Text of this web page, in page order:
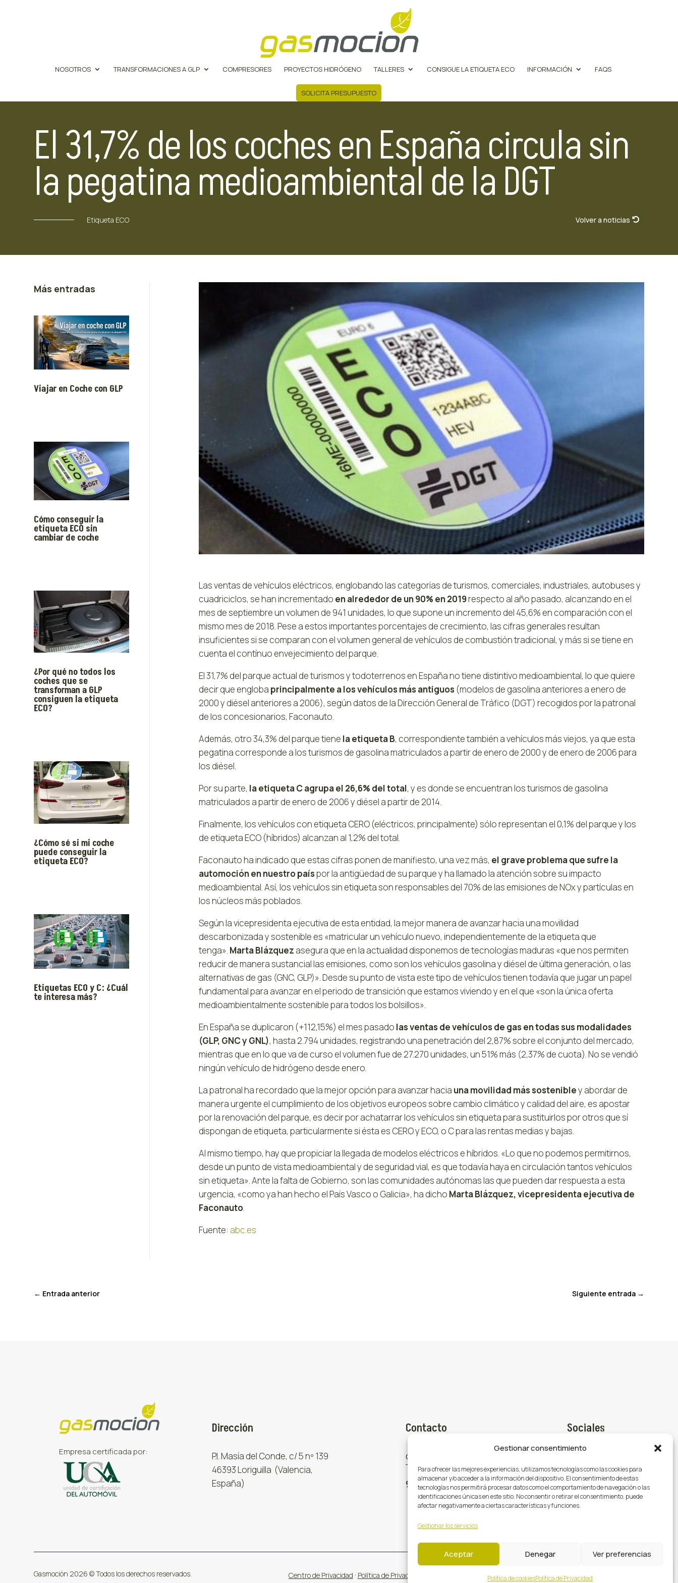
Gestionar consentimiento
Para ofrecer las mejores experiencias, utilizamos tecnologías como las cookies para
almacenar y/o acceder a la información del dispositivo. El consentimiento de estas
tecnologías nos permitirá procesar datos como el comportamiento de navegación o las
identificaciones únicas en este sitio. No consentir o retirar el consentimiento, puede
afectar negativamente a ciertas características y funciones.
Gestionar los servicios
Aceptar Denegar Ver preferencias
Política de cookiesPolítica de Privacidad
NOSOTROS TRANSFORMACIONES A GLP COMPRESORES PROYECTOS HIDRÓGENO TALLERES CONSIGUE LA ETIQUETA ECO INFORMACIÓN FAQS
SOLICITA PRESUPUESTO
El 31,7% de los coches en España circula sin
la pegatina medioambiental de la DGT
Etiqueta ECO Volver a noticias
Más entradas
Viajar en Coche con GLP
Cómo conseguir la
etiqueta ECO sin
cambiar de coche
¿Por qué no todos los
coches que se
transforman a GLP
consiguen la etiqueta
ECO?
¿Cómo sé si mi coche
puede conseguir la
etiqueta ECO?
Etiquetas ECO y C: ¿Cuál
te interesa más?
Las ventas de vehículos eléctricos, englobando las categorías de turismos, comerciales, industriales, autobuses y
cuadriciclos, se han incrementado en alrededor de un 90% en 2019respecto al año pasado, alcanzando en el
mes de septiembre un volumen de 941 unidades, lo que supone un incremento del 45,6% en comparación con el
mismo mes de 2018. Pese a estos importantes porcentajes de crecimiento, las cifras generales resultan
insuficientes si se comparan con el volumen general de vehículos de combustión tradicional, y más si se tiene en
cuenta el contínuo envejecimiento del parque.
El 31,7% del parque actual de turismos y todoterrenos en España no tiene distintivo medioambiental, lo que quiere
decir que engloba principalmente a los vehículos más antiguos (modelos de gasolina anteriores a enero de
2000 y diésel anteriores a 2006), según datos de la Dirección General de Tráfico (DGT) recogidos por la patronal
de los concesionarios, Faconauto.
Además, otro 34,3% del parque tiene la etiqueta B, correspondiente también a vehículos más viejos, ya que esta
pegatina corresponde a los turismos de gasolina matriculados a partir de enero de 2000 y de enero de 2006 para
los diésel.
Por su parte, la etiqueta C agrupa el 26,6% del total, y es donde se encuentran los turismos de gasolina
matriculados a partir de enero de 2006 y diésel a partir de 2014.
Finalmente, los vehículos con etiqueta CERO (eléctricos, principalmente) sólo representan el 0,1% del parque y los
de etiqueta ECO (híbridos) alcanzan al 1,2% del total.
Faconauto ha indicado que estas cifras ponen de manifiesto, una vez más, el grave problema que sufre la
automoción en nuestro paíspor la antigüedad de su parque y ha llamado la atención sobre su impacto
medioambiental. Así, los vehículos sin etiqueta son responsables del 70% de las emisiones de NOx y partículas en
los núcleos más poblados.
Según la vicepresidenta ejecutiva de esta entidad, la mejor manera de avanzar hacia una movilidad
descarbonizada y sostenible es «matricular un vehículo nuevo, independientemente de la etiqueta que
tenga». Marta Blázquez asegura que en la actualidad disponemos de tecnologías maduras «que nos permiten
reducir de manera sustancial las emisiones, como son los vehículos gasolina y diésel de última generación, o las
alternativas de gas (GNC, GLP)». Desde su punto de vista este tipo de vehículos tienen todavía que jugar un papel
fundamental para avanzar en el periodo de transición que estamos viviendo y en el que «son la única oferta
medioambientalmente sostenible para todos los bolsillos».
En España se duplicaron (+112,15%) el mes pasado las ventas de vehículos de gas en todas sus modalidades
(GLP, GNC y GNL), hasta 2.794 unidades, registrando una penetración del 2,87% sobre el conjunto del mercado,
mientras que en lo que va de curso el volumen fue de 27.270 unidades, un 51% más (2,37% de cuota). No se vendió
ningún vehículo de hidrógeno desde enero.
La patronal ha recordado que la mejor opción para avanzar hacia una movilidad más sostenibley abordar de
manera urgente el cumplimiento de los objetivos europeos sobre cambio climático y calidad del aire, es apostar
por la renovación del parque, es decir por achatarrar los vehículos sin etiqueta para sustituirlos por otros que sí
dispongan de etiqueta, particularmente si ésta es CERO y ECO, o C para las rentas medias y bajas.
Al mismo tiempo, hay que propiciar la llegada de modelos eléctricos e híbridos. «Lo que no podemos permitirnos,
desde un punto de vista medioambiental y de seguridad vial, es que todavía haya en circulación tantos vehículos
sin etiqueta». Ante la falta de Gobierno, son las comunidades autónomas las que pueden dar respuesta a esta
urgencia, «como ya han hecho el País Vasco o Galicia», ha dicho Marta Blázquez, vicepresidenta ejecutiva de
Faconauto.
Fuente: abc.es
← Entrada anterior Siguiente entrada→
Empresa certificada por:
Dirección
P.I. Masía del Conde, c/ 5 nº 139
46393 Loriguilla (Valencia,
España)
Contacto
comercial@gasmocion.com
961 667 879
Sociales
 Facebook
 X (Twitter)
 Instagram
Gasmoción 2026 © Todos los derechos reservados. Centro de Privacidad · Política de Privacidad Términos y Condiciones·Política de calidad y medioambiente